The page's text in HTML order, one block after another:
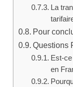
La
Pour
Questions
Est-
en